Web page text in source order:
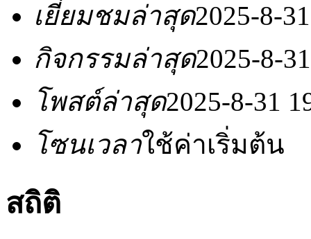
เยี่ยมชมล่าสุด2025-8-
กิจกรรมล่าสุด2025-8-
โพสต์ล่าสุด2025-8-31
โซนเวลาใช้ค่าเริ่มต้น
สถิติ